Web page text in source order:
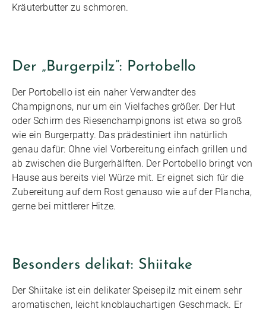
Kräuterbutter zu schmoren.
Der „Burgerpilz“: Portobello
Der Portobello ist ein naher Verwandter des
Champignons, nur um ein Vielfaches größer. Der Hut
oder Schirm des Riesenchampignons ist etwa so groß
wie ein Burgerpatty. Das prädestiniert ihn natürlich
genau dafür: Ohne viel Vorbereitung einfach grillen und
ab zwischen die Burgerhälften. Der Portobello bringt von
Hause aus bereits viel Würze mit. Er eignet sich für die
Zubereitung auf dem Rost genauso wie auf der Plancha,
gerne bei mittlerer Hitze.
Besonders delikat: Shiitake
Der Shiitake ist ein delikater Speisepilz mit einem sehr
aromatischen, leicht knoblauchartigen Geschmack. Er